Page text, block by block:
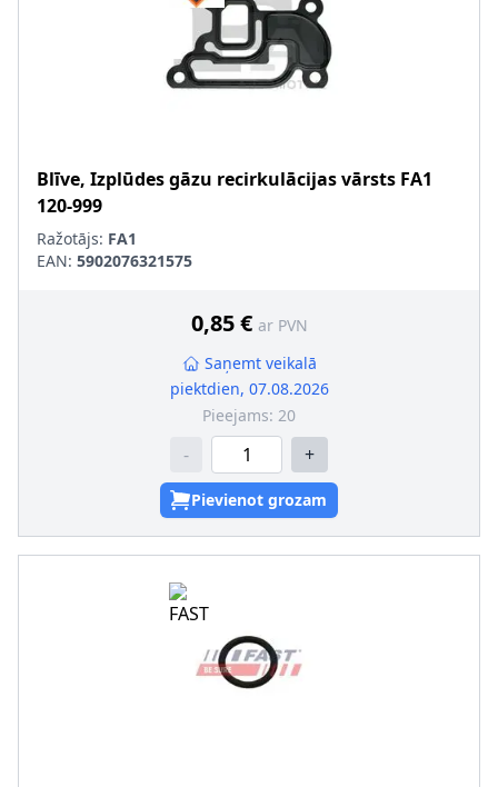
Blīve, Izplūdes gāzu recirkulācijas vārsts FA1
120-999
Ražotājs: FA1
EAN: 5902076321575
0,85 € ar PVN
Saņemt veikalā
piektdien, 07.08.2026
Pieejams: 20
- +
Pievienot grozam